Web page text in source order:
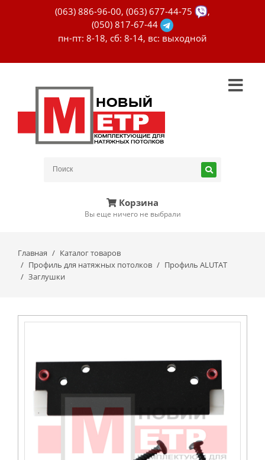
(063) 886-96-00, (063) 677-44-75
,
(050) 817-67-44
пн-пт: 8-18, сб: 8-14, вс: выходной
Корзина
Вы еще ничего не выбрали
Главная
Каталог товаров
Профиль для натяжных потолков
Профиль ALUTAT
Заглушки